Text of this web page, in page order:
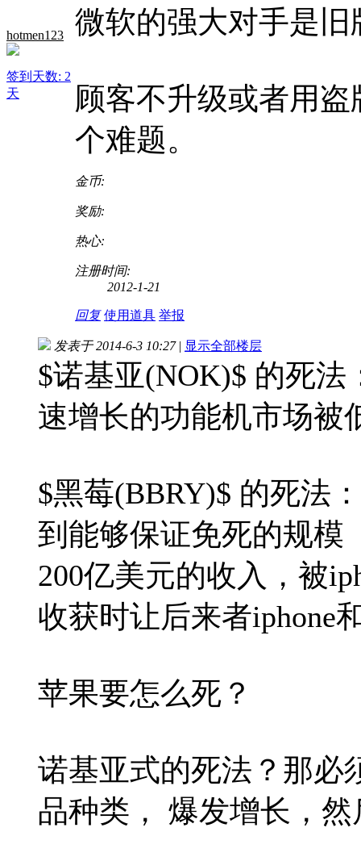
hotmen123
签到天数: 2
天
微软的强大对手是
顾客不升级或者用
个难题。
金币:
奖励:
热心:
注册时间:
2012-1-21
回复 使用道具 举报
发表于 2014-6-3 10:27 | 显示全部楼层
$诺基亚(NOK)$ 的死
速增长的功能机市场被
$黑莓(BBRY)$ 的死法
到能够保证免死的规模
200亿美元的收入，被
收获时让后来者iphone
苹果要怎么死？
诺基亚式的死法？那必
品种类， 爆发增长，